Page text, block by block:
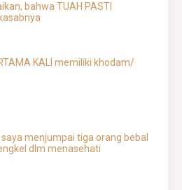
bahwa TUAH PASTI
KALI memiliki khodam/
menjumpai tiga orang bebal
dlm menasehati